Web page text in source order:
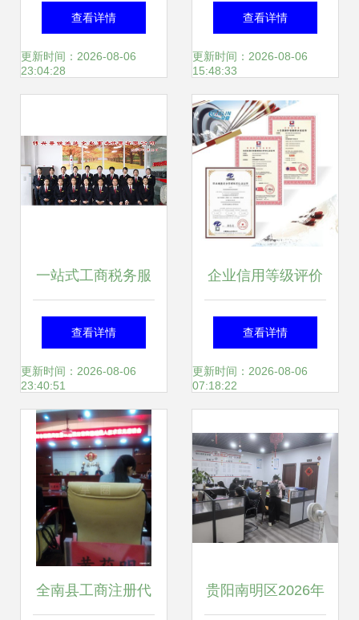
搬家公司如何用诚
信服务赢得客户信
查看详情
更新时间：2026-08-06
23:04:28
南 从花东物流到狮
岭皮革城的创业必
修课
查看详情
更新时间：2026-08-06
15:48:33
一站式工商税务服
务，助力企业轻松
起航
查看详情
更新时间：2026-08-06
23:40:51
企业信用等级评价
认证证书申报全流
程指南
查看详情
更新时间：2026-08-06
07:18:22
全南县工商注册代 贵阳南明区2026年